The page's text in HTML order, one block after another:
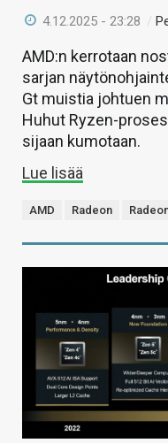
4.12.2025 - 23:28 /
AMD:n kerrotaan
sarjan
Gt muistia johtuen
Huhut Ryzen-
sijaan kumotaan.
Lue lisää
AMD Radeon